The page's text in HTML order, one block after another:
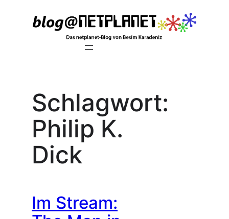
Schlagwort:
Philip K.
Dick
Im Stream: